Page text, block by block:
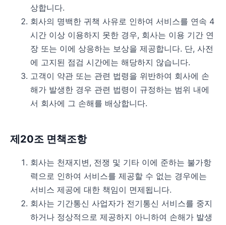
상합니다.
회사의 명백한 귀책 사유로 인하여 서비스를 연속 4
시간 이상 이용하지 못한 경우, 회사는 이용 기간 연
장 또는 이에 상응하는 보상을 제공합니다. 단, 사전
에 고지된 점검 시간에는 해당하지 않습니다.
고객이 약관 또는 관련 법령을 위반하여 회사에 손
해가 발생한 경우 관련 법령이 규정하는 범위 내에
서 회사에 그 손해를 배상합니다.
제20조 면책조항
회사는 천재지변, 전쟁 및 기타 이에 준하는 불가항
력으로 인하여 서비스를 제공할 수 없는 경우에는
서비스 제공에 대한 책임이 면제됩니다.
회사는 기간통신 사업자가 전기통신 서비스를 중지
하거나 정상적으로 제공하지 아니하여 손해가 발생